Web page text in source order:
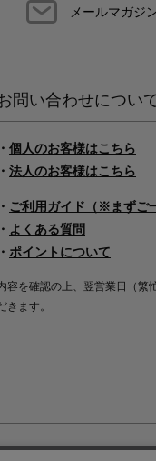
メールマガジ
問い合わせについ
・ 個人のお客様はこちら
・ 法人のお客様はこちら
・ ご利用ガイド（※まずご
・ よくある質問
・ ポイントについて
容を確認の上、翌営業日（繁
きます。